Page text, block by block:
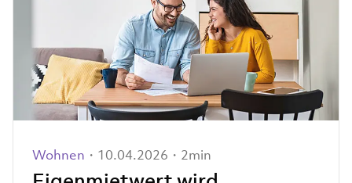
Wohnen ・10.04.2026・2min